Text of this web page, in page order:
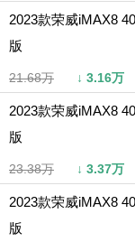
2023款荣威iMAX8
版
21.68万 ↓ 3.16万
2023款荣威iMAX8
版
23.38万 ↓ 3.37万
2023款荣威iMAX8
版